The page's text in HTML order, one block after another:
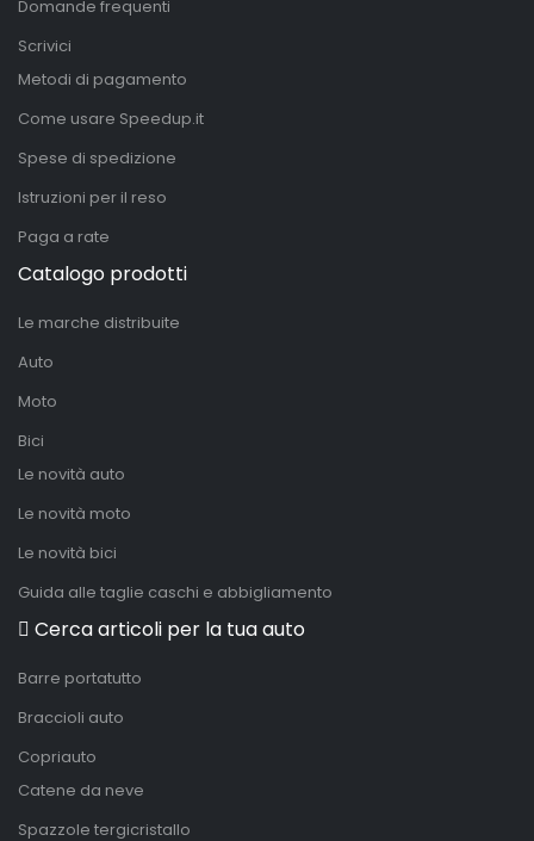
Domande frequenti
Scrivici
Metodi di pagamento
Come usare Speedup.it
Spese di spedizione
Istruzioni per il reso
Paga a rate
Catalogo prodotti
Le marche distribuite
Auto
Moto
Bici
Le novità auto
Le novità moto
Le novità bici
Guida alle taglie caschi e abbigliamento
Cerca articoli per la tua auto
Barre portatutto
Braccioli auto
Copriauto
Catene da neve
Spazzole tergicristallo